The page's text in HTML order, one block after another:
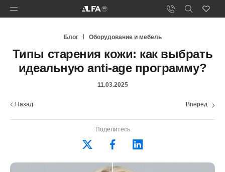
Блог Оборудование и мебель
Типы старения кожи: как выбрать
идеальную anti-age программу?
11.03.2025
Назад Вперед
Поделитесь